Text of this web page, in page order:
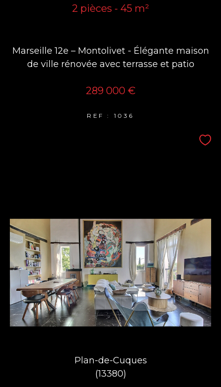
2 pièces - 45 m²
Marseille 12e – Montolivet - Élégante maison
de ville rénovée avec terrasse et patio
289 000 €
REF : 1036
Plan-de-Cuques
(13380)